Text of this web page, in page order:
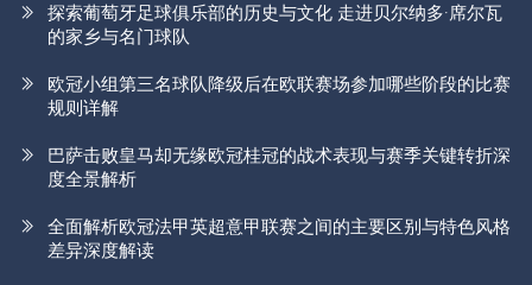
探索葡萄牙足球俱乐部的历史与文化 走进贝尔纳多·席尔瓦
的家乡与名门球队
欧冠小组第三名球队降级后在欧联赛场参加哪些阶段的比赛
规则详解
巴萨击败皇马却无缘欧冠桂冠的战术表现与赛季关键转折深
度全景解析
全面解析欧冠法甲英超意甲联赛之间的主要区别与特色风格
差异深度解读